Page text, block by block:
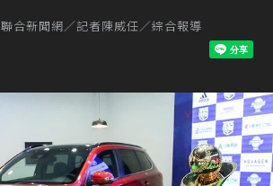
聯合新聞網／記者陳威任／綜合報導